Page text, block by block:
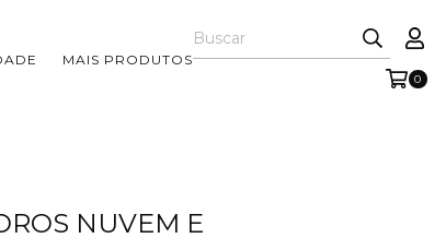
MAIS PRODUTOS
0
NUVEM E